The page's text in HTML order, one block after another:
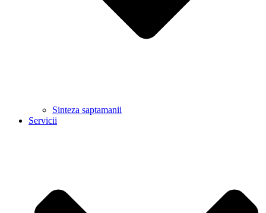
Sinteza saptamanii
Servicii